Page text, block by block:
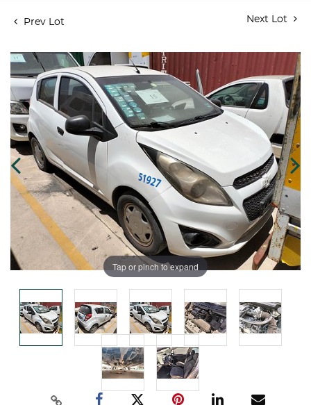
Prev Lot Next Lot
Tap or pinch to expand